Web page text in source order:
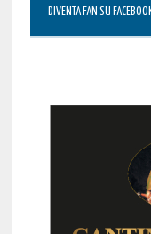
DIVENTA FAN SU